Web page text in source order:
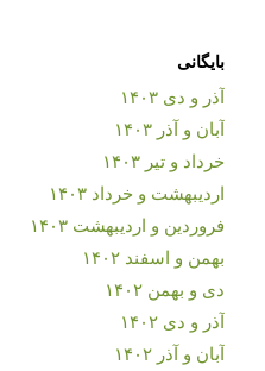
بایگانی
آذر و دی ۱۴۰۳
آبان و آذر ۱۴۰۳
خرداد و تیر ۱۴۰۳
اردیبهشت و خرداد ۱۴۰۳
فروردین و اردیبهشت ۱۴۰۳
بهمن و اسفند ۱۴۰۲
دی و بهمن ۱۴۰۲
آذر و دی ۱۴۰۲
آبان و آذر ۱۴۰۲